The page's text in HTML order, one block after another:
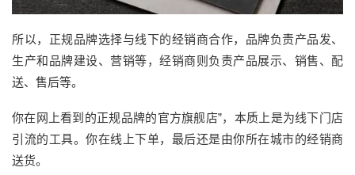
所以， 正规品牌选择与线下的经销商合作， 品牌负责产品发、
生产和品牌建设、 营销等， 经销商则 负责产品展示、销售、 配
送、售后等。
你在网上看到的正规品牌的官方旗舰店”，本质上是为线下门店
引流的工具。你在线上下单，最后还是由你所在城市的经销商
送货。